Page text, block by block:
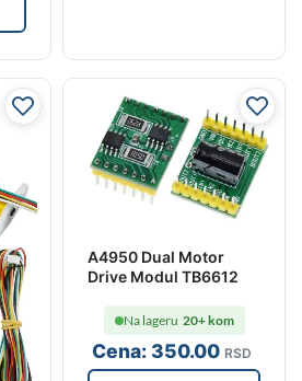
A4950 Dual Motor
Drive Modul TB6612
Cena:350.00 RSD
Na lageru 20+ kom